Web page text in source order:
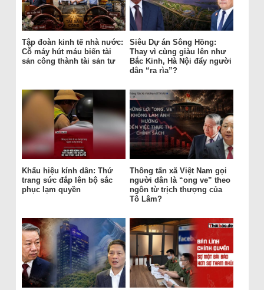
Tập đoàn kinh tế nhà nước:
Cỗ máy hút máu biến tài
sản công thành tài sản tư
Siêu Dự án Sông Hồng:
Thay vì cùng giàu lên như
Bắc Kinh, Hà Nội đẩy người
dân “ra rìa”?
Khẩu hiệu kính dân: Thứ
trang sức đắp lên bộ sắc
phục lạm quyền
Thông tấn xã Việt Nam gọi
người dân là “ong ve” theo
ngôn từ trịch thượng của
Tô Lâm?